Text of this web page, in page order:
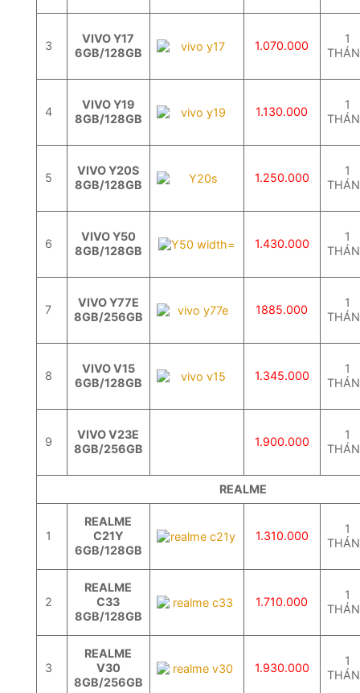
3
VIVO Y17
6GB/128GB
1.070.000
1
4
VIVO Y19
8GB/128GB
1.130.000
1
5
VIVO Y20S
8GB/128GB
1.250.000
1
6
VIVO Y50
8GB/128GB
1.430.000
1
7
VIVO Y77E
8GB/256GB
1885.000
1
8
VIVO V15
6GB/128GB
1.345.000
1
9
VIVO V23E
8GB/256GB
1.900.000
1
REALME
1
REALME
C21Y
6GB/128GB
1.310.000
1
2
REALME
C33
8GB/128GB
1.710.000
1
3
REALME
V30
8GB/256GB
1.930.000
1